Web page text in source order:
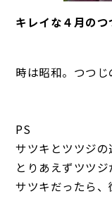
キレイな４月のつ
時は昭和。つつ
PS
サツキとツツジの
とりあえずツツジ
サツキだったら、